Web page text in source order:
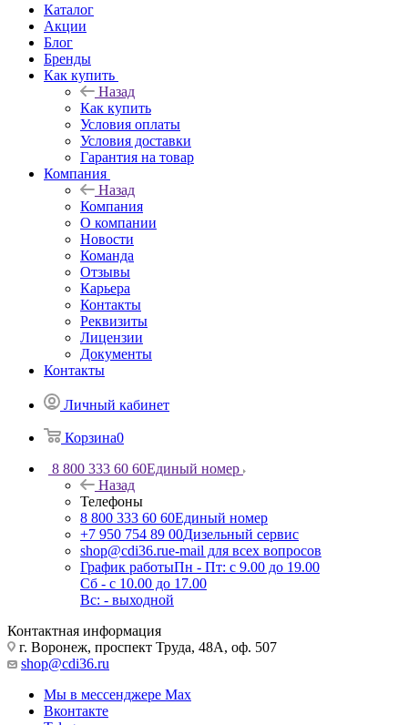
Каталог
Акции
Блог
Бренды
Как купить
Назад
Как купить
Условия оплаты
Условия доставки
Гарантия на товар
Компания
Назад
Компания
О компании
Новости
Команда
Отзывы
Карьера
Контакты
Реквизиты
Лицензии
Документы
Контакты
Личный кабинет
Корзина0
8 800 333 60 60Единый номер
Назад
Телефоны
8 800 333 60 60Единый номер
+7 950 754 89 00Дизельный сервис
shop@cdi36.rue-mail для всех вопросов
График работыПн - Пт: с 9.00 до 19.00
Сб - с 10.00 до 17.00
Вс: - выходной
Контактная информация
г. Воронеж, проспект Труда, 48А, оф. 507
shop@cdi36.ru
Мы в мессенджере Max
Вконтакте